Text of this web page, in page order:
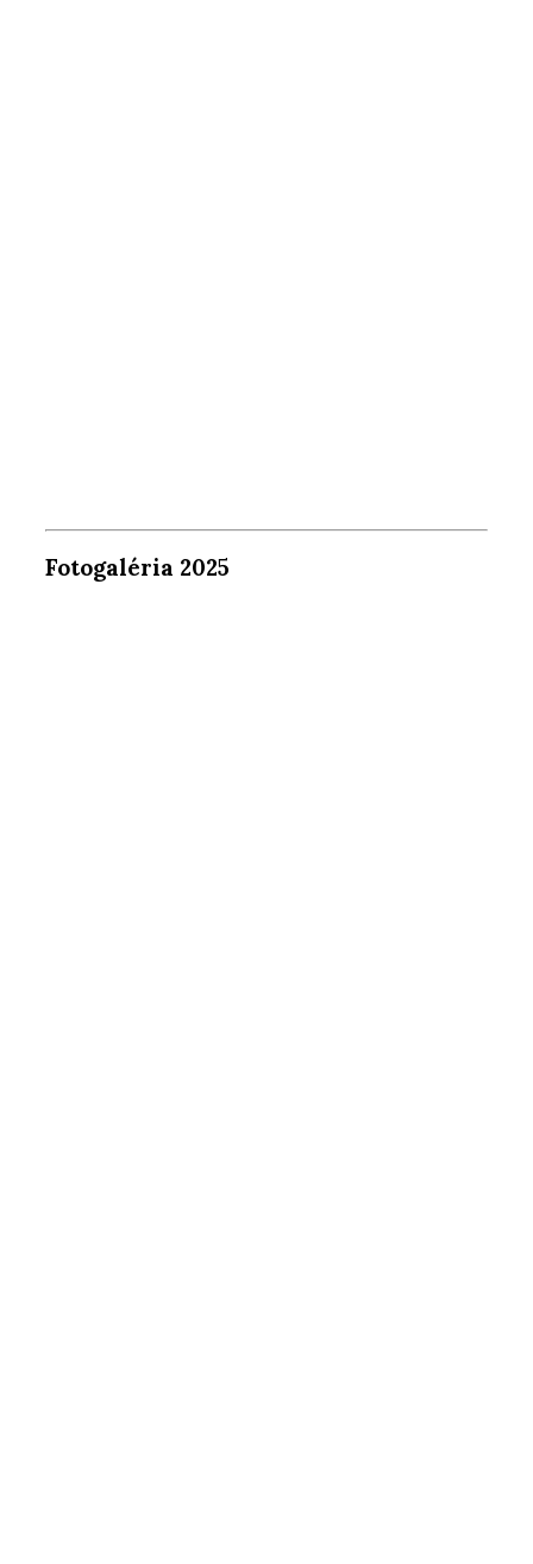
Fotogaléria 2025